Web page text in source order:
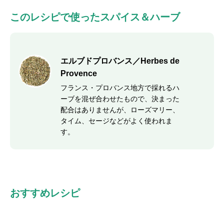
このレシピで使ったスパイス＆ハーブ
エルブドプロバンス／Herbes de
Provence
フランス・プロバンス地方で採れるハ
ーブを混ぜ合わせたもので、決まった
配合はありませんが、ローズマリー、
タイム、セージなどがよく使われま
す。
おすすめレシピ